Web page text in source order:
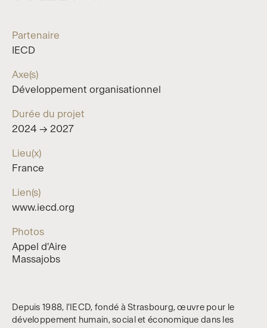
Partenaire
IECD
Axe(s)
Développement organisationnel
Durée du projet
2024 → 2027
Lieu(x)
France
Lien(s)
www.iecd.org
Photos
Appel d'Aire
Massajobs
Depuis 1988, l'IECD, fondé à Strasbourg, œuvre pour le
développement humain, social et économique dans les